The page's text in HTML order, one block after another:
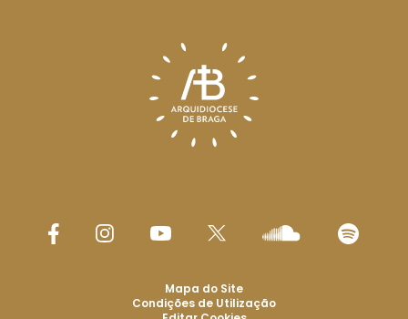
Mapa do Site
Condições de Utilização